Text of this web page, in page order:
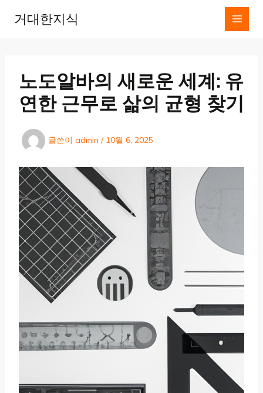
거대한지식
노도알바의 새로운 세계: 유
연한 근무로 삶의 균형 찾기
글쓴이 admin / 10월 6, 2025